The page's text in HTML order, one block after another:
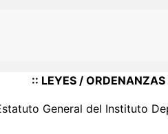
:: LEYES / ORDENANZAS
General del Instituto